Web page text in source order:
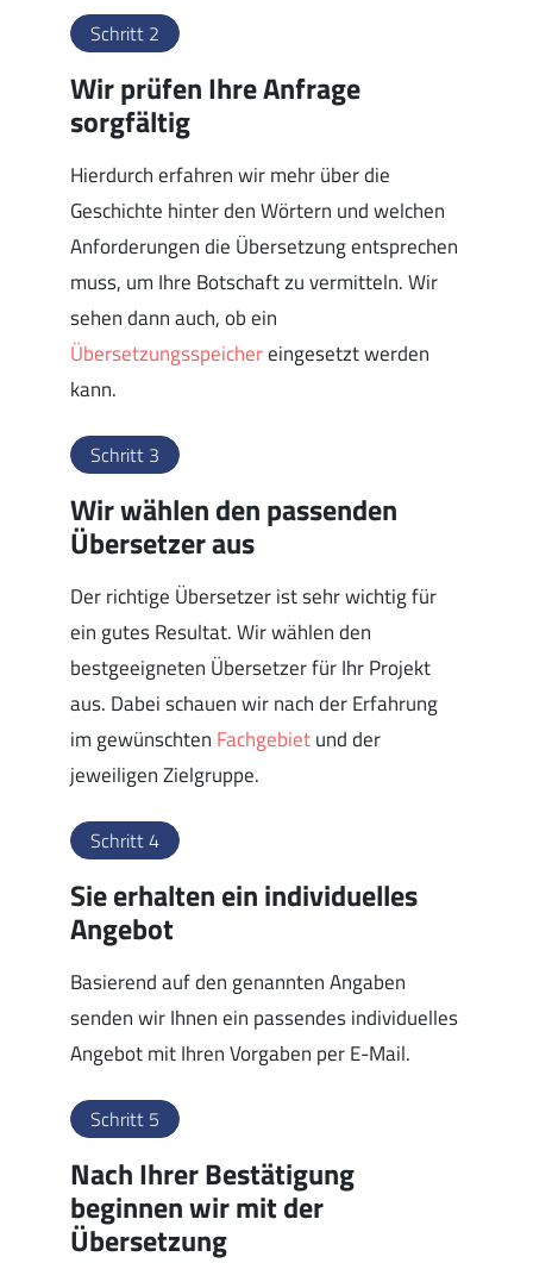
Schritt 2
Wir prüfen Ihre Anfrage
sorgfältig
Hierdurch erfahren wir mehr über die
Geschichte hinter den Wörtern und welchen
Anforderungen die Übersetzung entsprechen
muss, um Ihre Botschaft zu vermitteln. Wir
sehen dann auch, ob ein
Übersetzungsspeichereingesetzt werden
kann.
Schritt 3
Wir wählen den passenden
Übersetzer aus
Der richtige Übersetzer ist sehr wichtig für
ein gutes Resultat. Wir wählen den
bestgeeigneten Übersetzer für Ihr Projekt
aus. Dabei schauen wir nach der Erfahrung
im gewünschten Fachgebietund der
jeweiligen Zielgruppe.
Schritt 4
Sie erhalten ein individuelles
Angebot
Basierend auf den genannten Angaben
senden wir Ihnen ein passendes individuelles
Angebot mit Ihren Vorgaben per E-Mail.
Schritt 5
Nach Ihrer Bestätigung
beginnen wir mit der
Übersetzung